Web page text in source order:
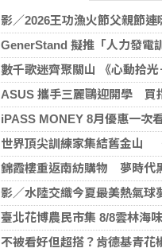
影／2026王功漁火節父親節連嗨2天 祈福嘉年華、千人烤蚵率
GenerStand 擬推「人力發電訓練台」 結合運動與微型儲能 啟動募資前
數千歌迷齊聚關山 《心動拾光－歲月經典抒情之夜》精彩
ASUS 攜手三麗鷗迎開學 買指定 AI 裝置抽巴黎雙人
iPASS MONEY 8月優惠一次看 父親節、交通、生活繳費都有
世界頂尖訓練家集結舊金山 《Pokémon GO》同步推出 WCS 慶
錦霞樓重返南紡購物 夢時代黑毛屋新開
影／水陸交織今夏最美熱氣球夢幻聯動水舞展演 點亮池上大
臺北花博農民市集 8/8雲林海
不被看好但超搭？肯德基青花椒從炸雞跨界甜點，全新「青花椒花生蛋撻」8/11限時兩周